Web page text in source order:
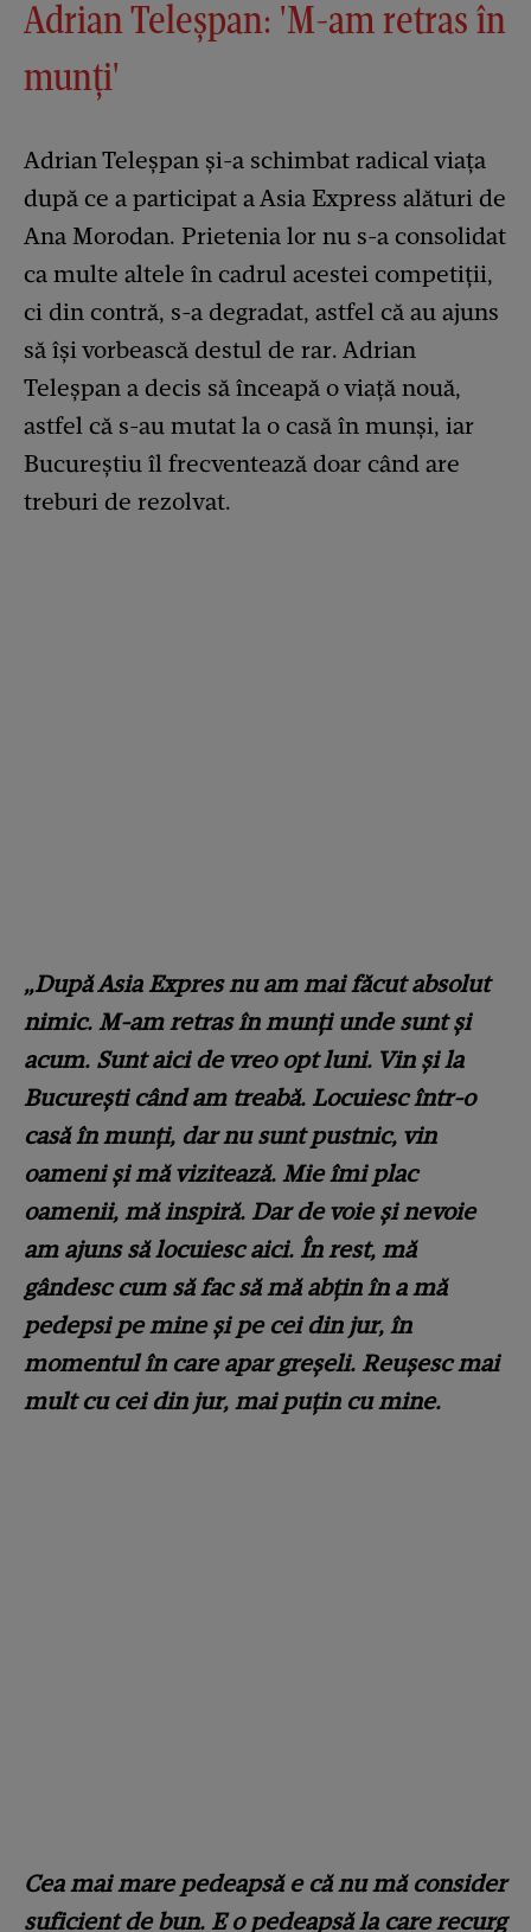
Adrian Teleșpan: 'M-am retras în
munți'
Adrian Teleșpan și-a schimbat radical viața
după ce a participat a Asia Express alături de
Ana Morodan. Prietenia lor nu s-a consolidat
ca multe altele în cadrul acestei competiții,
ci din contră, s-a degradat, astfel că au ajuns
să își vorbească destul de rar. Adrian
Teleșpan a decis să înceapă o viață nouă,
astfel că s-au mutat la o casă în munși, iar
Bucureștiu îl frecventează doar când are
treburi de rezolvat.
„După Asia Expres nu am mai făcut absolut
nimic. M-am retras în munți unde sunt și
acum. Sunt aici de vreo opt luni. Vin și la
București când am treabă. Locuiesc într-o
casă în munți, dar nu sunt pustnic, vin
oameni și mă vizitează. Mie îmi plac
oamenii, mă inspiră. Dar de voie și nevoie
am ajuns să locuiesc aici. În rest, mă
gândesc cum să fac să mă abțin în a mă
pedepsi pe mine și pe cei din jur, în
momentul în care apar greșeli. Reușesc mai
mult cu cei din jur, mai puțin cu mine.
Cea mai mare pedeapsă e că nu mă consider
suficient de bun. E o pedeapsă la care recurg